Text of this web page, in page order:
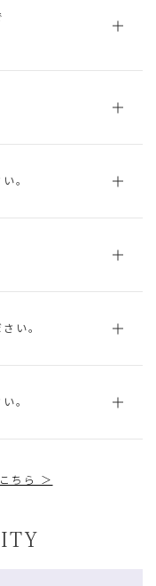
。
い。
。
こちら ＞